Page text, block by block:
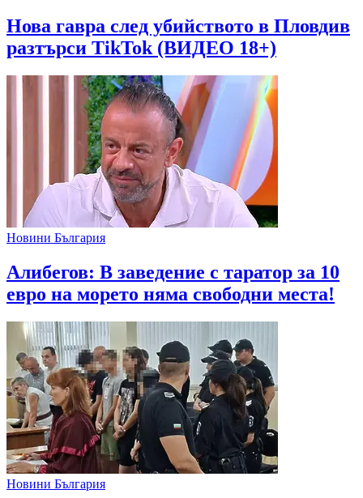
Нова гавра след убийството в Пловдив
разтърси TikTok (ВИДЕО 18+)
Новини България
Алибегов: В заведение с таратор за 10
евро на морето няма свободни места!
Новини България